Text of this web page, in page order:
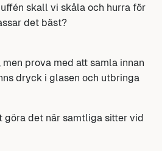
skall vi skåla och hurra för
det bäst?
prova med att samla innan
dryck i glasen och utbringa
det när samtliga sitter vid